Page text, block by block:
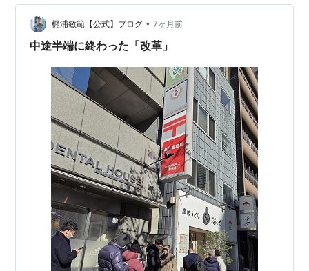
開放 ・政府関与の排除 ・民間競争の導入 結果、日本郵
政は分割され ・郵便 ・銀行 ・保険 の3機能に再編…
梶浦敏範【公式】ブログ • 7ヶ月前
中途半端に終わった「改革」